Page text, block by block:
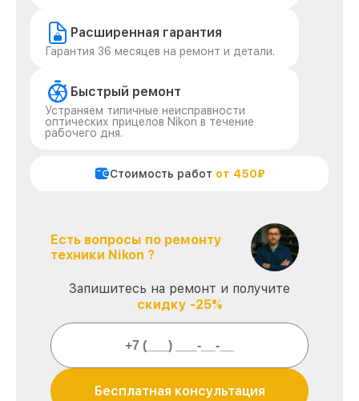
Расширенная гарантия
Гарантия 36 месяцев на ремонт и детали.
Быстрый ремонт
Устраняем типичные неисправности
оптических прицелов Nikon в течение
рабочего дня.
Стоимость работ от 450₽
Есть вопросы по ремонту
техники Nikon ?
Запишитесь на ремонт и получите
скидку -25%
Бесплатная консультация